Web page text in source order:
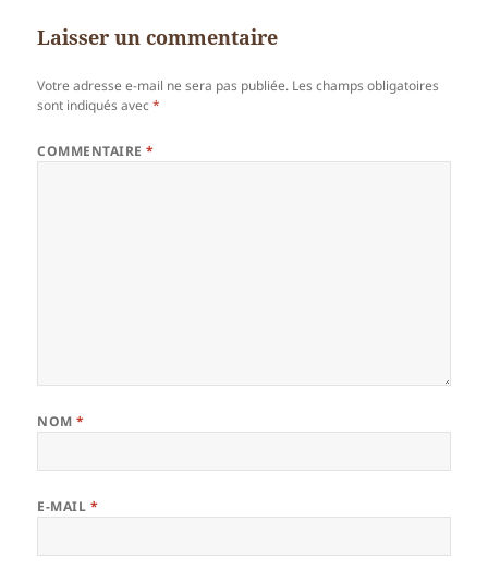
Laisser un commentaire
Votre adresse e-mail ne sera pas publiée. Les champs obligatoires
sont indiqués avec*
COMMENTAIRE*
NOM*
E-MAIL *